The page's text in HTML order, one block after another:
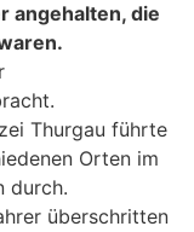
angehalten, die
Thurgau führte
Orten im
durch.
überschritten